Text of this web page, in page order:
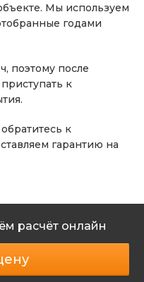
Мы используем
годами
поэтому после
к
к
гарантию на
расчёт онлайн